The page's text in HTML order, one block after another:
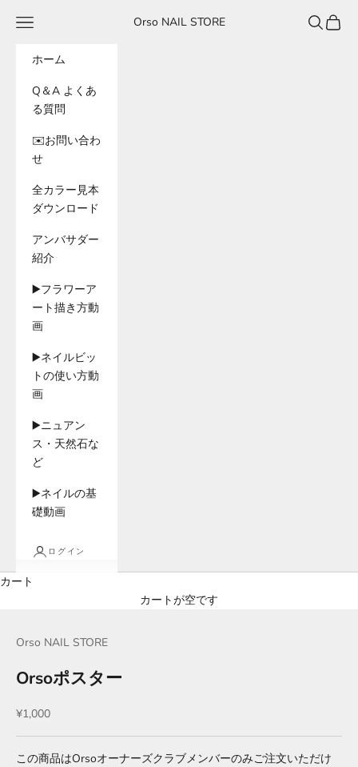
Orso NAIL STORE
メニュー 検索カート
ホーム
Q＆A よくあ
る質問
✉️お問い合わ
せ
全カラー見本
ダウンロード
アンバサダー
紹介
▶️フラワーア
ート描き方動
画
▶️ネイルビッ
トの使い方動
画
▶️ニュアン
ス・天然石な
ど
▶️ネイルの基
礎動画
ログイン
カート
カートが空です
Orso NAIL STORE
Orsoポスター
セール価格
¥1,000
この商品はOrsoオーナーズクラブメンバーのみご注文いただけ